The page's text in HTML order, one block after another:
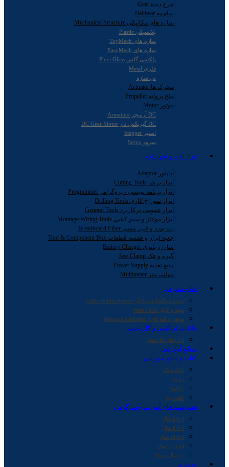
چرخ دنده Gear
ساچمه Ballbear
سازه های مکانیکی Mechanical Structure
پلاستیکی Plastic
سازه های ToyMech
سازه های EasyMech
پلکسی گلس Plexi Glass
فلزی Metal
نی سازه
محرک ها Actuator
ملخ پروانه Propeller
موتور Motor
DC آرمیچر Armature
DC گیربکس دار DC Gear Motor
استپر Stepper
سروو Servo
ابزار آلات و تجهیزات
آداپتور Adaptor
ابزار برش Cutting Tools
ابزار برنامه نویسی ، پروگرامر Programmer
ابزار سوراخ کاری Drilling Tools
ابزار عمومی پرکاربرد General Tools
ابزار مونتاژ و سیم کشی Montage Wiring Tools
برد بورد و فیبر مسی Breadboard Fiber
جعبه ابزار و قفسه قطعات Tool & Component Box
شارژر باتری Battery Charger
گیره و فک Jaw Clamp
منبع تغذیه Power Supply
مولتی متر Multimeter
اقلام مصرفی
بست و نگهدارنده کابل Cable Holder Bracket
سیم و کابل Wire Cable
مونتاژ و قلع کاری Montage Soldering
خلاقیت اریگامی و کاردستی
ابزارهای کاردستی
صنایع آموزشی
کتاب و منابع آموزشی
الکترونیک
رباتیک
مکانیک
علوم پایه
همه بسته های آموزشی-سرگرمی
4 تا 6 سال
6 تا 8 سال
8 تا 10 سال
10 تا 12 سال
12 سال به بالا
معماری